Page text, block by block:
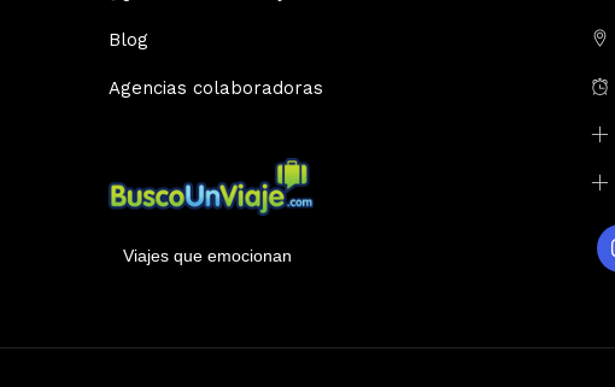
Blog
Agencias colaboradoras
Viajes que emocionan